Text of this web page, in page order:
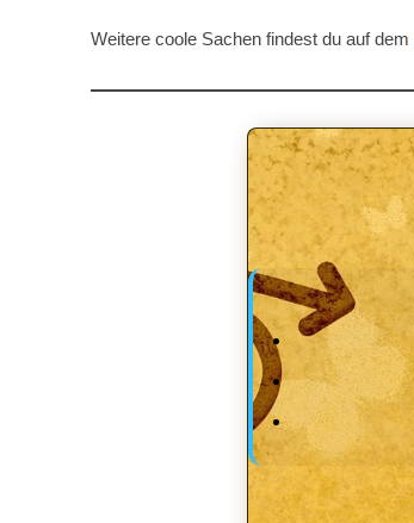
Weitere coole Sachen findest du auf dem